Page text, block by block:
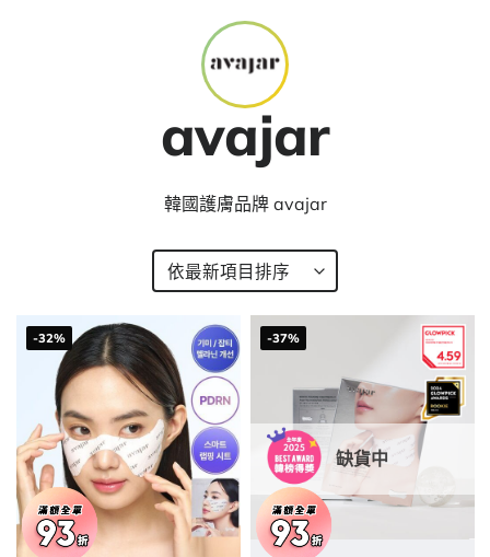
avajar
韓國護膚品牌 avajar
-32% -37%
缺貨中